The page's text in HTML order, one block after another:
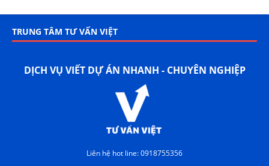
TRUNG TÂM TƯ VẤN VIỆT
DỊCH VỤ VIẾT DỰ ÁN NHANH - CHUYÊN NGHIỆP
Liên hệ hot line: 0918755356